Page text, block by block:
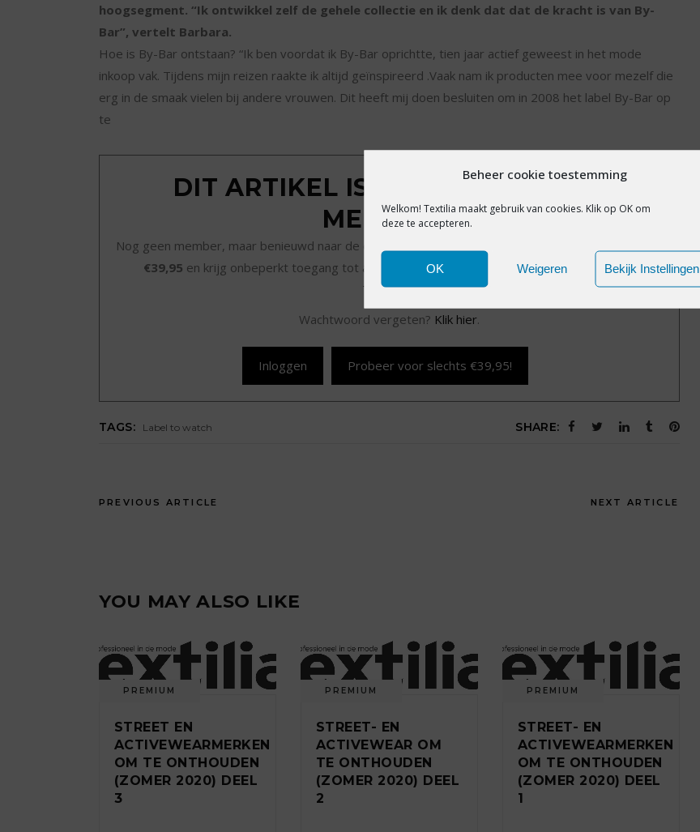
Beheer cookie toestemming
Welkom! Textilia maakt gebruik van cookies. Klik op OK om
deze te accepteren.
OK Weigeren Bekijk Instellingen
hoogsegment. “Ik ontwikkel zelf de gehele collectie en ik denk dat dat de kracht is van By-
Bar”, vertelt Barbara.
Hoe is By-Bar ontstaan? “Ik ben voordat ik By-Bar oprichtte, tien jaar actief geweest in het mode
inkoop vak. Tijdens mijn reizen raakte ik altijd geïnspireerd .Vaak nam ik producten mee voor mezelf die
erg in de smaak vielen bij andere vrouwen. Dit heeft mij doen besluiten om in 2008 het label By-Bar op
te
DIT ARTIKEL IS EXCLUSIEF VOOR
MEMBERS
Nog geen member, maar benieuwd naar de exclusieve content?
€39,95 en krijg onbeperkt toegang tot alle premium content en het volledige archief van
Textilia.nl.
Wachtwoord vergeten? Klik hier.
Inloggen Probeer voor slechts €39,95!
TAGS: Label to watch SHARE:
PREVIOUS ARTICLE NEXT ARTICLE
YOU MAY ALSO LIKE
PREMIUM
STREET EN
ACTIVEWEARMERKEN
OM TE ONTHOUDEN
(ZOMER 2020) DEEL
3
PREMIUM
STREET- EN
ACTIVEWEAR OM
TE ONTHOUDEN
(ZOMER 2020) DEEL
2
PREMIUM
STREET- EN
ACTIVEWEARMERKEN
OM TE ONTHOUDEN
(ZOMER 2020) DEEL
1